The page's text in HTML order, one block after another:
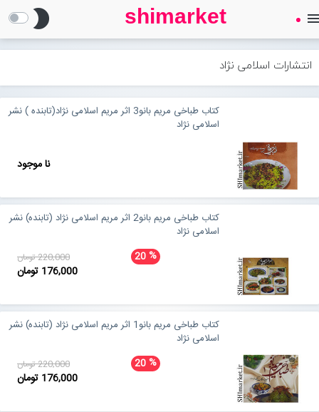
SHIMARKET
فروشگاه اینترنتی کتاب
درباره ما
بلاگ
Open submenu (محصولات)
محصولات
ورود به سایت
brightness_2 shimarket
انتشارات اسلامی نژاد
کتاب طباخی مریم بانو3 اثر مریم اسلامی نژاد(تابنده ) نشر
اسلامی نژاد
نا موجود
کتاب طباخی مریم بانو2 اثر مریم اسلامی نژاد (تابنده) نشر
اسلامی نژاد
20% 220,000 تومان
176,000 تومان
کتاب طباخی مریم بانو1 اثر مریم اسلامی نژاد (تابنده) نشر
اسلامی نژاد
20% 220,000 تومان
176,000 تومان